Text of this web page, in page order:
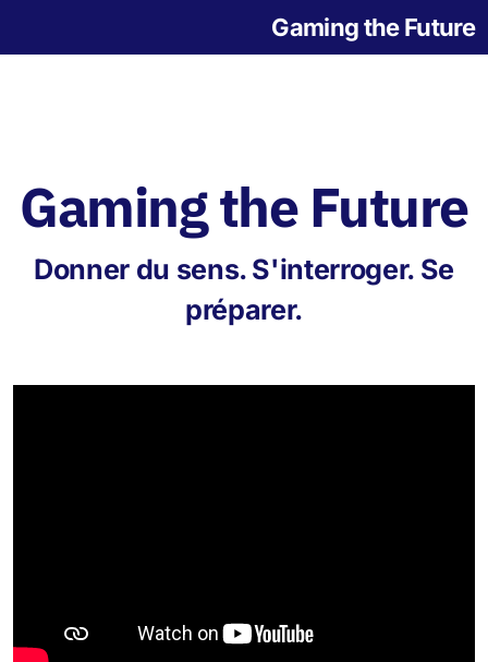
Gaming the Future
Gaming the Future
Donner du sens. S'interroger. Se
préparer.
L'origine des jeux